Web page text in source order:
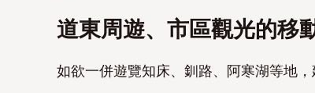
道東周遊、市區觀光的移
如欲一併遊覽知床、釧路、阿寒湖等地